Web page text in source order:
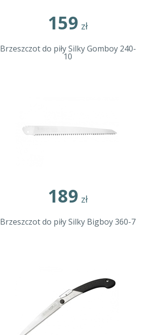
159 zł
Brzeszczot do piły Silky Gomboy 240-
10
189 zł
Brzeszczot do piły Silky Bigboy 360-7